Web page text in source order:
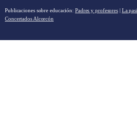
Publicaciones sobre educación: Padres y profesores | La
Concertados Alcorcón